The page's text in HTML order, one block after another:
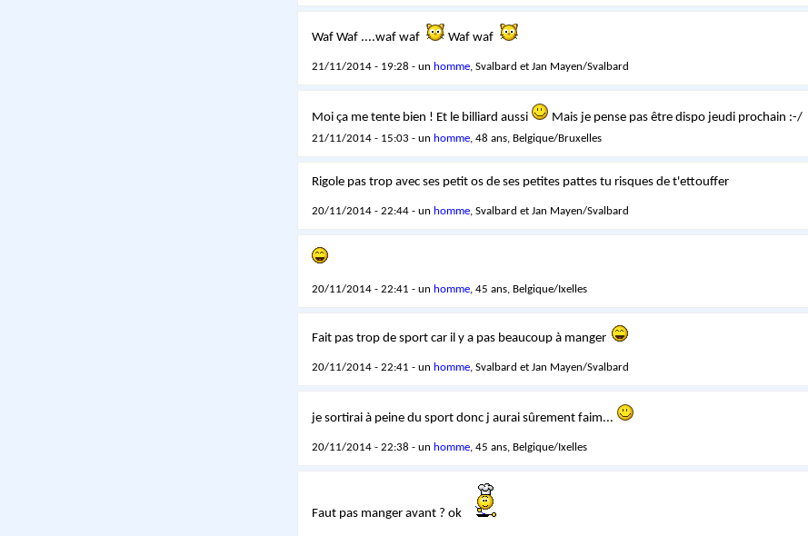
Waf Waf ....waf waf Waf waf
21/11/2014 - 19:28 - un homme, Svalbard et Jan Mayen/Svalbard
Moi ça me tente bien ! Et le billiard aussi Mais je pense pas être dispo jeudi prochain :-/
21/11/2014 - 15:03 - un homme, 48 ans, Belgique/Bruxelles
Rigole pas trop avec ses petit os de ses petites pattes tu risques de t'ettouffer
20/11/2014 - 22:44 - un homme, Svalbard et Jan Mayen/Svalbard
20/11/2014 - 22:41 - un homme, 45 ans, Belgique/Ixelles
Fait pas trop de sport car il y a pas beaucoup à manger
20/11/2014 - 22:41 - un homme, Svalbard et Jan Mayen/Svalbard
je sortirai à peine du sport donc j aurai sûrement faim...
20/11/2014 - 22:38 - un homme, 45 ans, Belgique/Ixelles
Faut pas manger avant ? ok